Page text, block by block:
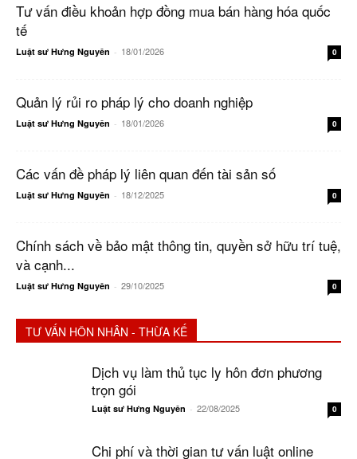
Tư vấn điều khoản hợp đồng mua bán hàng hóa quốc
tế
Luật sư Hưng Nguyên - 18/01/2026 0
Quản lý rủi ro pháp lý cho doanh nghiệp
Luật sư Hưng Nguyên - 18/01/2026 0
Các vấn đề pháp lý liên quan đến tài sản số
Luật sư Hưng Nguyên - 18/12/2025 0
Chính sách về bảo mật thông tin, quyền sở hữu trí tuệ,
và cạnh...
Luật sư Hưng Nguyên - 29/10/2025 0
TƯ VẤN HÔN NHÂN - THỪA KẾ
Dịch vụ làm thủ tục ly hôn đơn phương
trọn gói
Luật sư Hưng Nguyên - 22/08/2025 0
Chi phí và thời gian tư vấn luật online